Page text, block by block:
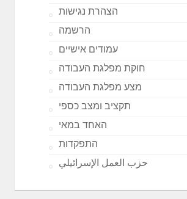
הצהרת נגישות
הרשמה
עמודים אישיים
חוקת מפלגת העבודה
מצע מפלגת העבודה
תקציב ומצב כספי
האחד במאי
התפקדות
حزب العمل الإسرائيلي